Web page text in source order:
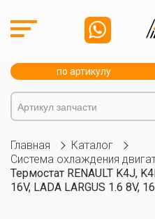
по артикулу
Главная
Каталог
Система охлаждения
Термостат RENAULT K4J,
16V, LADA LARGUS 1.6 8V,